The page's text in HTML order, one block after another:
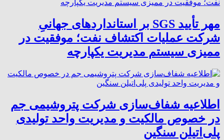
مهر تأیید SGS بر استانداردهای جهانیِ
شرکت عملیات اکتشاف نفت؛ موفقیت در
ممیزی سیستم مدیریت یکپارچه
اطلاعیه شفاف‌سازی شرکت پتروشیمی جم
در خصوص مالکیت و مدیریت واحد تولیدی
پلی‌اتیلن سنگین